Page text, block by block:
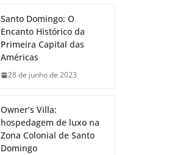
Santo Domingo: O
Encanto Histórico da
Primeira Capital das
Américas
28 de junho de 2023
Owner’s Villa:
hospedagem de luxo na
Zona Colonial de Santo
Domingo